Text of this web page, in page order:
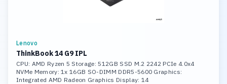
Lenovo
ThinkBook 14 G9 IPL
CPU: AMD Ryzen 5 Storage: 512GB SSD M.2 2242 PCIe 4.0x4
NVMe Memory: 1x 16GB SO-DIMM DDR5-5600 Graphics:
Integrated AMD Radeon Graphics Display: 14